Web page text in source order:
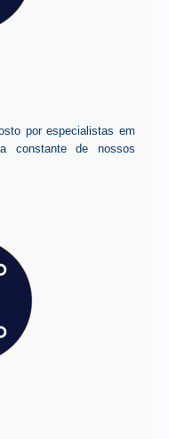
por especialistas em
constante de nossos